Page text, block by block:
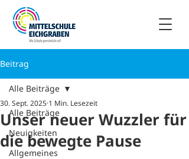
Beitrag
Alle Beiträge
Neuigkeiten
Allgemeines
Alle Beiträge
Unser neuer Wuzzler für
die bewegte Pause
30. Sept. 2025 1 Min. Lesezeit